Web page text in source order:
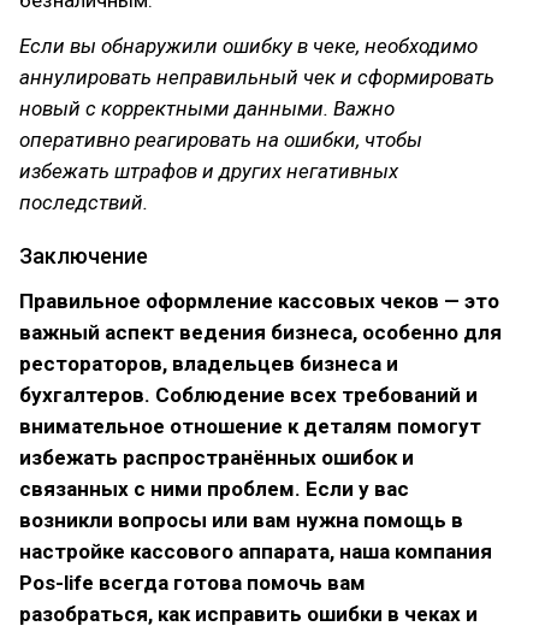
Если вы обнаружили ошибку в чеке, необходимо
аннулировать неправильный чек и сформировать
новый с корректными данными. Важно
оперативно реагировать на ошибки, чтобы
избежать штрафов и других негативных
последствий.
Заключение
Правильное оформление кассовых чеков — это
важный аспект ведения бизнеса, особенно для
рестораторов, владельцев бизнеса и
бухгалтеров. Соблюдение всех требований и
внимательное отношение к деталям помогут
избежать распространённых ошибок и
связанных с ними проблем. Если у вас
возникли вопросы или вам нужна помощь в
настройке кассового аппарата, наша компания
Pos-life всегда готова помочь вам
разобраться, как исправить ошибки в чеках и